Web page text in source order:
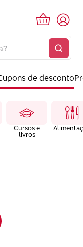
de desconto
Cursos e
livros